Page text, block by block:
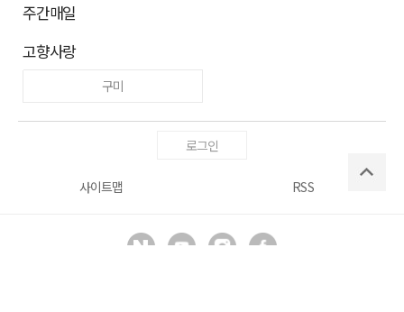
주간매일
고향사랑
구미
로그인
사이트맵 RSS